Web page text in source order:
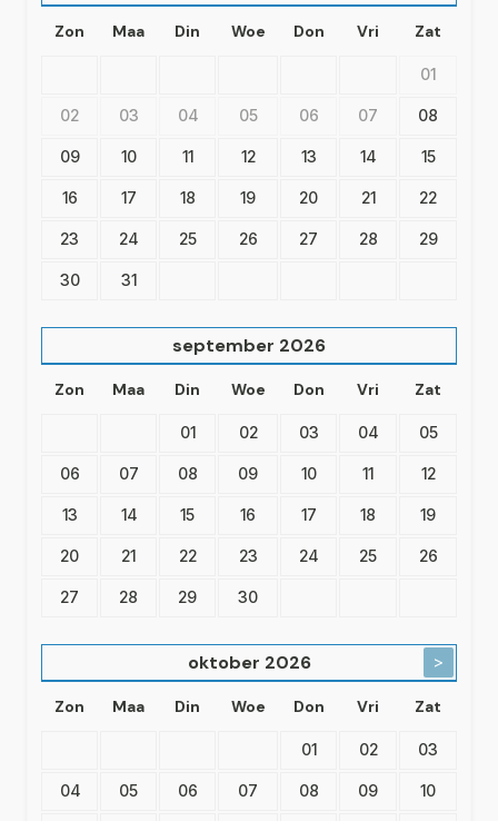
Zon Maa Din Woe Don Vri Zat
01
02 03 04 05 06 07 08
09 10 11 12 13 14 15
16 17 18 19 20 21 22
23 24 25 26 27 28 29
30 31
september 2026
Zon Maa Din Woe Don Vri Zat
01 02 03 04 05
06 07 08 09 10 11 12
13 14 15 16 17 18 19
20 21 22 23 24 25 26
27 28 29 30
oktober 2026 >
Zon Maa Din Woe Don Vri Zat
01 02 03
04 05 06 07 08 09 10